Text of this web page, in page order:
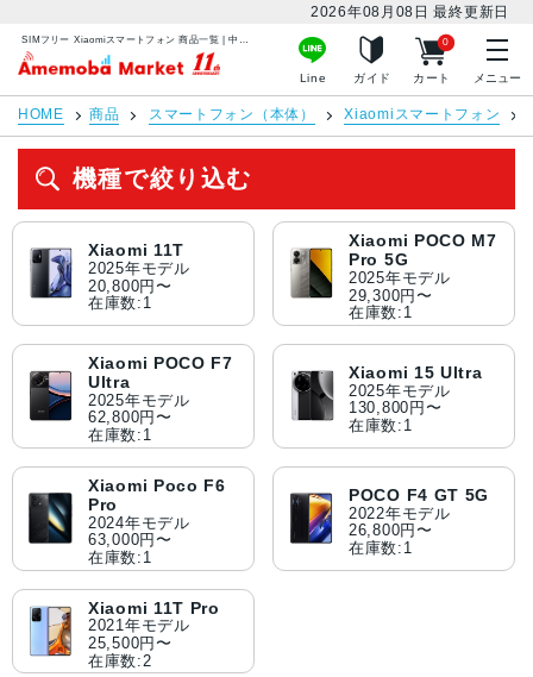
2026年08月08日 最終更新日
アメモバマーケット
Line ガイド カート
0
メニュー
HOME 商品 スマートフォン（本体） Xiaomiスマートフォン
機種で絞り込む
Xiaomi 11T
2025年モデル
20,800円〜
在庫数:1
Xiaomi POCO M7
Pro 5G
2025年モデル
29,300円〜
在庫数:1
Xiaomi POCO F7
Ultra
2025年モデル
62,800円〜
在庫数:1
Xiaomi 15 Ultra
2025年モデル
130,800円〜
在庫数:1
Xiaomi Poco F6
Pro
2024年モデル
63,000円〜
在庫数:1
POCO F4 GT 5G
2022年モデル
26,800円〜
在庫数:1
Xiaomi 11T Pro
2021年モデル
25,500円〜
在庫数:2